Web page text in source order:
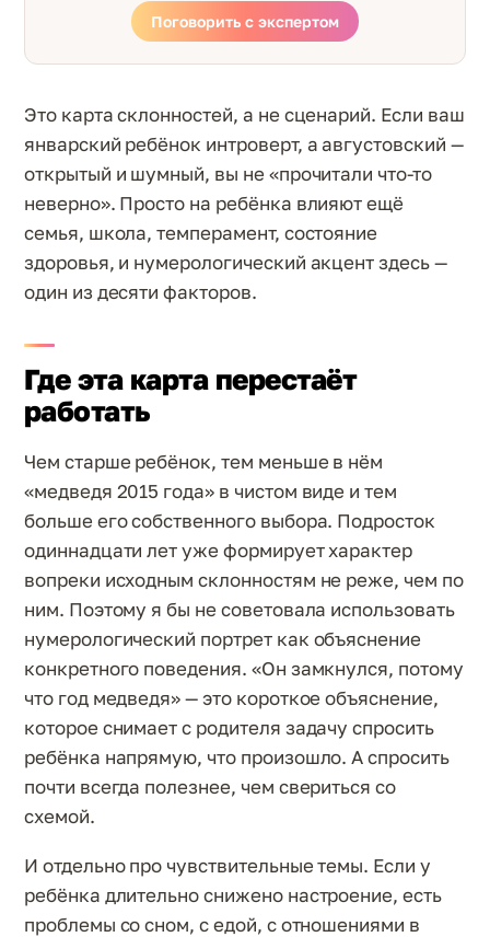
Поговорить с экспертом
Это карта склонностей, а не сценарий. Если ваш
январский ребёнок интроверт, а августовский —
открытый и шумный, вы не «прочитали что-то
неверно». Просто на ребёнка влияют ещё
семья, школа, темперамент, состояние
здоровья, и нумерологический акцент здесь —
один из десяти факторов.
Где эта карта перестаёт
работать
Чем старше ребёнок, тем меньше в нём
«медведя 2015 года» в чистом виде и тем
больше его собственного выбора. Подросток
одиннадцати лет уже формирует характер
вопреки исходным склонностям не реже, чем по
ним. Поэтому я бы не советовала использовать
нумерологический портрет как объяснение
конкретного поведения. «Он замкнулся, потому
что год медведя» — это короткое объяснение,
которое снимает с родителя задачу спросить
ребёнка напрямую, что произошло. А спросить
почти всегда полезнее, чем свериться со
схемой.
И отдельно про чувствительные темы. Если у
ребёнка длительно снижено настроение, есть
проблемы со сном, с едой, с отношениями в